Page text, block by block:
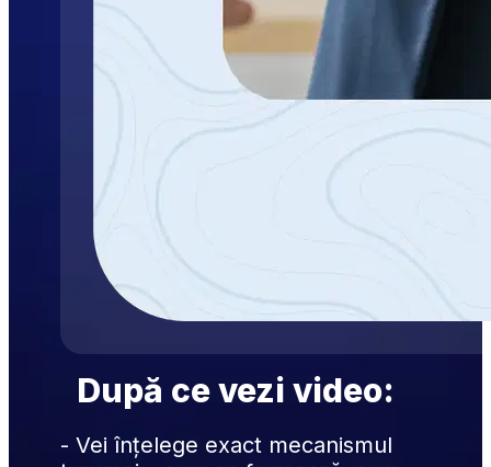
- Vei înțelege exact mecanismul
După ce vezi video: